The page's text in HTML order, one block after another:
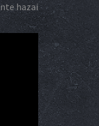
hazai